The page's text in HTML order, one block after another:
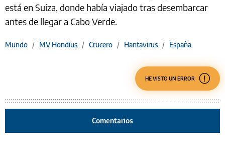
está en Suiza, donde había viajado tras desembarcar
antes de llegar a Cabo Verde.
Mundo / MV Hondius / Crucero / Hantavirus / España
HE VISTO UN ERROR
Comentarios